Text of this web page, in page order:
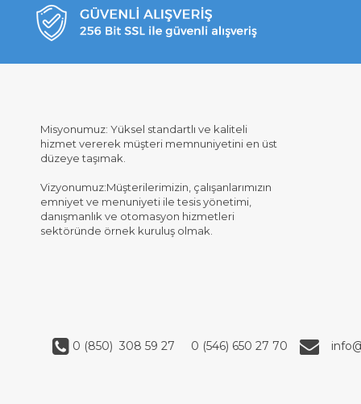
Misyonumuz: Yüksel standartlı ve kaliteli
hizmet vererek müşteri memnuniyetini en üst
düzeye taşımak.
Vizyonumuz:Müşterilerimizin, çalışanlarımızın
emniyet ve menuniyeti ile tesis yönetimi,
danışmanlık ve otomasyon hizmetleri
sektöründe örnek kuruluş olmak.
0 (850) 308 59 27 0 (546) 650 27 70